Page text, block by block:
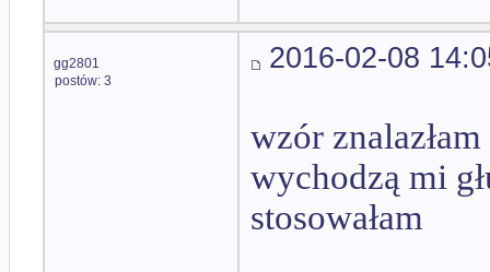
gg2801
postów: 3
2016-02-08
wzór
wychodzą mi
stosowałam